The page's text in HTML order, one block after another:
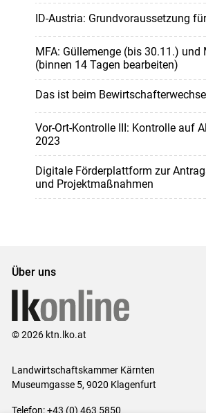
ID-Austria: Grundvoraussetzung
MFA: Güllemenge (bis 30.11.)
(binnen 14 Tagen bearbeiten)
Das ist beim
Vor-Ort-Kontrolle III: Kontrolle auf
2023
Digitale Förderplattform zur
und Projektmaßnahmen
Über uns
© 2026 ktn.lko.at
Landwirtschaftskammer Kärnten
Museumgasse 5, 9020 Klagenfurt
Telefon: +43 (0) 463 5850